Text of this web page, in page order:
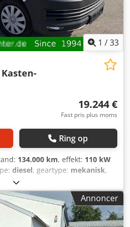
1 /33
19.244 €
Fast pris plus moms
Ring op
134.000 km, effekt: 110 kW
diesel, geartype: mekanisk,
, emissionsklasse:
ABS, brugtvognsgaranti,
(ESP),
klimaanlæg,
sodfilter, Særligt
Annoncer